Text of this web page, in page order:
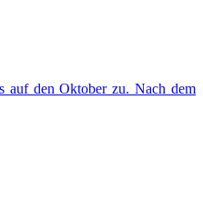
auf den Oktober zu. Nach dem